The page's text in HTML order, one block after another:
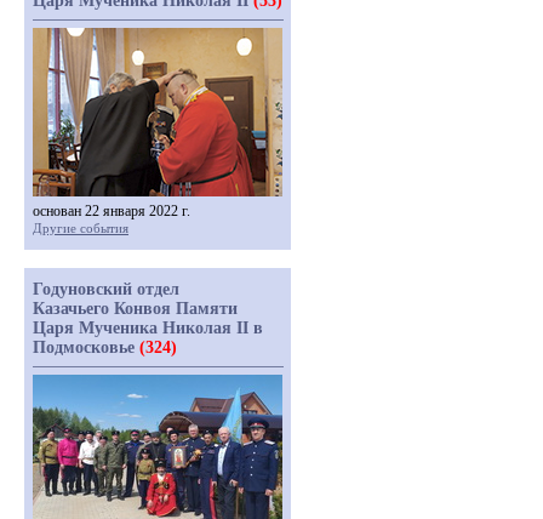
основан 22 января 2022 г.
Другие события
Годуновский отдел
Казачьего Конвоя Памяти
Царя Мученика Николая II в
Подмосковье (324)